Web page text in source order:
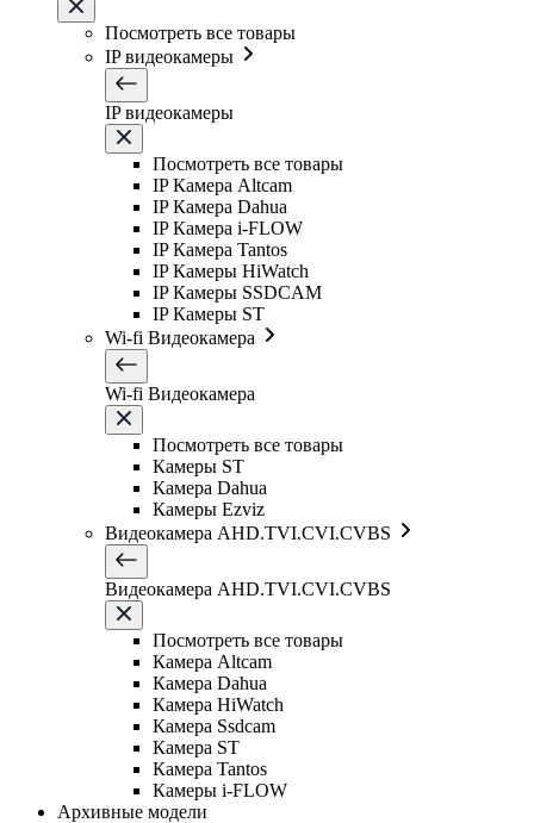
Посмотреть все товары
IP видеокамеры
IP видеокамеры
Посмотреть все товары
IP Камера Altcam
IP Камера Dahua
IP Камера i-FLOW
IP Камера Tantos
IP Камеры HiWatch
IP Камеры SSDCAM
IP Камеры ST
Wi-fi Видеокамера
Wi-fi Видеокамера
Посмотреть все товары
Камеры ST
Камера Dahua
Камеры Ezviz
Видеокамера AHD.TVI.CVI.CVBS
Видеокамера AHD.TVI.CVI.CVBS
Посмотреть все товары
Камера Altcam
Камера Dahua
Камера HiWatch
Камера Ssdcam
Камера ST
Камера Tantos
Камеры i-FLOW
Архивные модели